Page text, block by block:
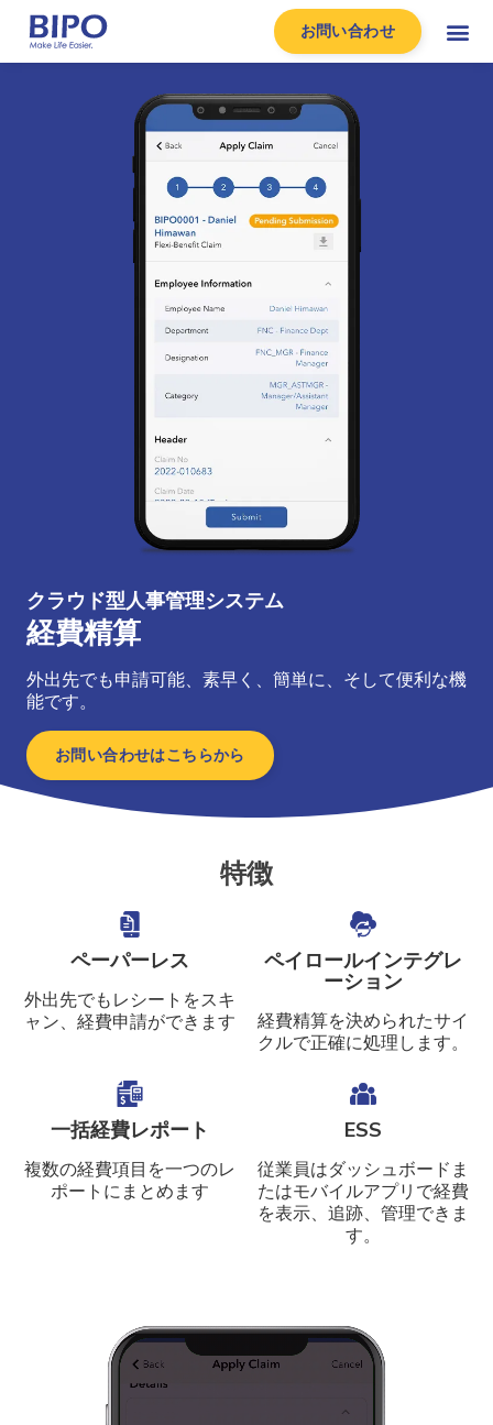
お問い合わせ
クラウド型人事管理システム
経費精算
外出先でも申請可能、素早く、簡単に、そして便利な機
能です。
お問い合わせはこちらから
特徴
ペーパーレス
外出先でもレシートをスキ
ャン、経費申請ができます
ペイロールインテグレ
ーション
経費精算を決められたサイ
クルで正確に処理します。
一括経費レポート
複数の経費項目を一つのレ
ポートにまとめます
ESS
従業員はダッシュボードま
たはモバイルアプリで経費
を表示、追跡、管理できま
す。